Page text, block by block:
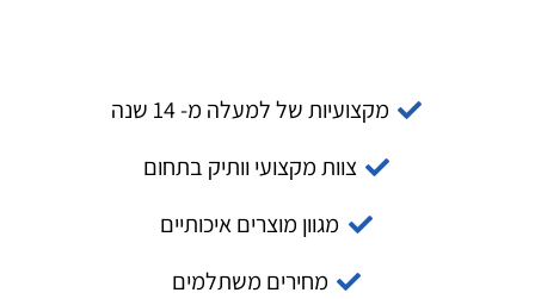
מקצועיות של למעלה מ- 14 שנה
צוות מקצועי וותיק בתחום
מגוון מוצרים איכותיים
מחירים משתלמים